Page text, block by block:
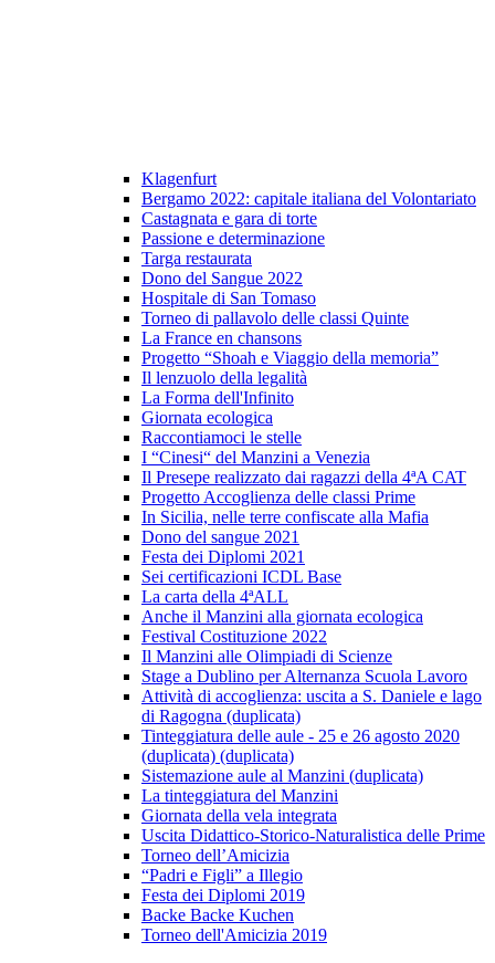
Klagenfurt
Bergamo 2022: capitale italiana del Volontariato
Castagnata e gara di torte
Passione e determinazione
Targa restaurata
Dono del Sangue 2022
Hospitale di San Tomaso
Torneo di pallavolo delle classi Quinte
La France en chansons
Progetto “Shoah e Viaggio della memoria”
Il lenzuolo della legalità
La Forma dell'Infinito
Giornata ecologica
Raccontiamoci le stelle
I “Cinesi“ del Manzini a Venezia
Il Presepe realizzato dai ragazzi della 4ªA CAT
Progetto Accoglienza delle classi Prime
In Sicilia, nelle terre confiscate alla Mafia
Dono del sangue 2021
Festa dei Diplomi 2021
Sei certificazioni ICDL Base
La carta della 4ªALL
Anche il Manzini alla giornata ecologica
Festival Costituzione 2022
Il Manzini alle Olimpiadi di Scienze
Stage a Dublino per Alternanza Scuola Lavoro
Attività di accoglienza: uscita a S. Daniele e lago
di Ragogna (duplicata)
Tinteggiatura delle aule - 25 e 26 agosto 2020
(duplicata) (duplicata)
Sistemazione aule al Manzini (duplicata)
La tinteggiatura del Manzini
Giornata della vela integrata
Uscita Didattico-Storico-Naturalistica delle Prime
Torneo dell’Amicizia
“Padri e Figli” a Illegio
Festa dei Diplomi 2019
Backe Backe Kuchen
Torneo dell'Amicizia 2019